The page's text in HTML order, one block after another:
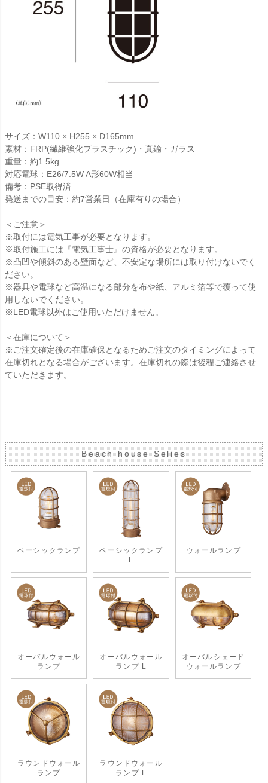
サイズ：W110 × H255 × D165mm
素材：FRP(繊維強化プラスチック)・真鍮・ガラス
重量：約1.5kg
対応電球：E26/7.5W A形60W相当
備考：PSE取得済
発送までの目安：約7営業日（在庫有りの場合）
＜ご注意＞
※取付には電気工事が必要となります。
※取付施工には『電気工事士』の資格が必要となります。
※凸凹や傾斜のある壁面など、不安定な場所には取り付けないでく
ださい。
※器具や電球など高温になる部分を布や紙、アルミ箔等で覆って使
用しないでください。
※LED電球以外はご使用いただけません。
＜在庫について＞
※ご注文確定後の在庫確保となるためご注文のタイミングによって
在庫切れとなる場合がございます。在庫切れの際は後程ご連絡させ
ていただきます。
Beach house Selies
ベーシックランプ
ベーシックランプ
ウォールランプ
オーバルウォール
ランプ
オーバルウォール
ランプ L
オーバルシェード
ウォールランプ
ラウンドウォール
ランプ
ラウンドウォール
ランプ L